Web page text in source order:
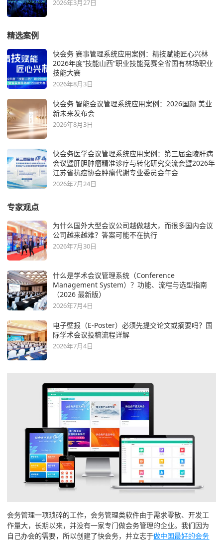
2026年3月27日
精选案例
快会务 赛事管理系统应用案例：精技赋能匠心兴林
2026年度“技能山西“职业技能竞赛全省国有林场职业
技能大赛
2026年8月3日
快会务 智能会议管理系统应用案例：2026国颜 美业
新未来发布会
2026年8月3日
快会务医学会议管理系统应用案例：第三届金陵肝病
会议暨肝胆肿瘤精准诊疗与转化研究交流会暨2026年
江苏省抗癌协会肿瘤代谢专业委员会年会
2026年7月24日
专家观点
为什么国外大型会议公司越做越大，而很多国内会议
公司越来越难？答案可能不在执行
2026年7月30日
什么是学术会议管理系统（Conference
Management System）？功能、流程与选型指南
（2026 最新版）
2026年7月4日
电子壁报（E-Poster）必须先提交论文或摘要吗？国
际学术会议投稿流程详解
2026年7月4日
会务管理一项琐碎的工作，会务管理类软件由于需求零散、开发工
作量大，长期以来，并没有一家专门做会务管理的企业。我们因为
自己办会的需要，所以创建了快会务，并立志于做中国最好的会务